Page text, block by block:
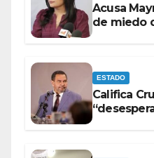
Acusa
de miedo
ESTADO
Califica